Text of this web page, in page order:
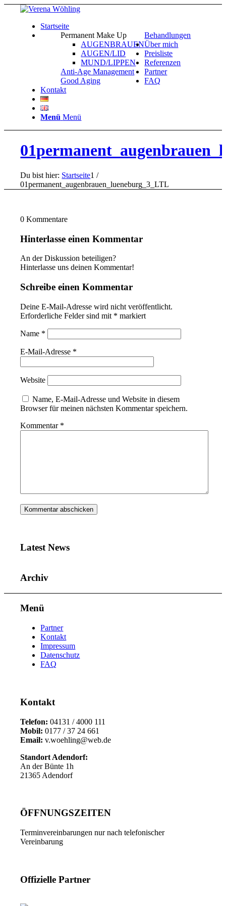
Startseite
Behandlungen
Permanent Make Up
AUGENBRAUEN
AUGEN/LID
MUND/LIPPEN
Anti-Age Management
Good Aging
Über mich
Preisliste
Referenzen
Partner
FAQ
Kontakt
Menü Menü
Du bist hier: Startseite1 /
01permanent_augenbrauen_lueneburg_3_LTL
0 Kommentare
Hinterlasse einen Kommentar
An der Diskussion beteiligen?
Hinterlasse uns deinen Kommentar!
Schreibe einen Kommentar
Deine E-Mail-Adresse wird nicht veröffentlicht.
Erforderliche Felder sind mit * markiert
Name *
E-Mail-Adresse *
Website
Name, E-Mail-Adresse und Website in diesem
Browser für meinen nächsten Kommentar speichern.
Kommentar *
Latest News
Archiv
Menü
Partner
Kontakt
Impressum
Datenschutz
FAQ
Kontakt
Telefon: 04131 / 4000 111
Mobil: 0177 / 37 24 661
Email: v.woehling@web.de
Standort Adendorf:
An der Bünte 1h
21365 Adendorf
ÖFFNUNGSZEITEN
Terminvereinbarungen nur nach telefonischer
Vereinbarung
Offizielle Partner